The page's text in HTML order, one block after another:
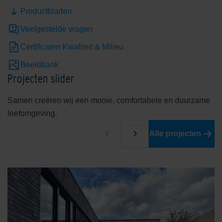
Nardo Rouge De Wallonie
Productbladen
Veelgestelde vragen
Certificaten Kwaliteit & Milieu
Beeldbank
Projecten slider
Samen creëren wij een mooie, comfortabele en duurzame
leefomgeving.
Alle projecten